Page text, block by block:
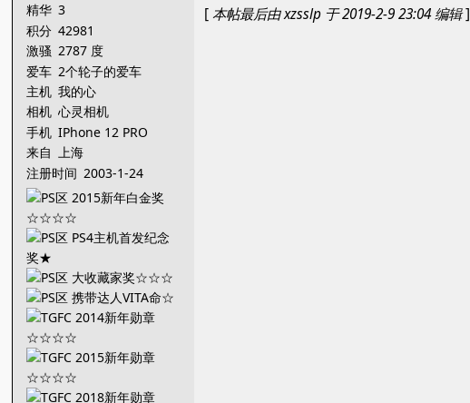
精华 3
积分 42981
激骚 2787 度
爱车 2个轮子的爱车
主机 我的心
相机 心灵相机
手机 IPhone 12 PRO
来自 上海
注册时间 2003-1-24
[本帖最后由 xzsslp 于 2019-2-9 23:04 编辑]